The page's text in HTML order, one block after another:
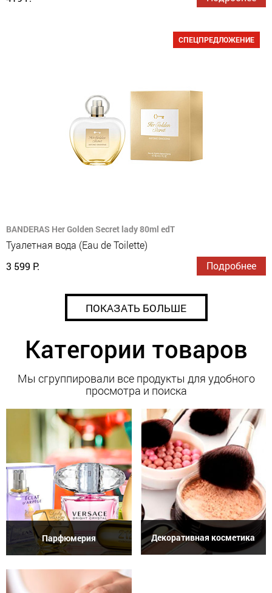
СПЕЦПРЕДЛОЖЕНИЕ
BANDERAS Her Golden Secret lady 80ml edT
Туалетная вода (Eau de Toilette)
3 599 Р.
Подробнее
ПОКАЗАТЬ БОЛЬШЕ
Категории товаров
Мы сгруппировали все продукты для удобного
просмотра и поиска
Парфюмерия Декоративная косметика